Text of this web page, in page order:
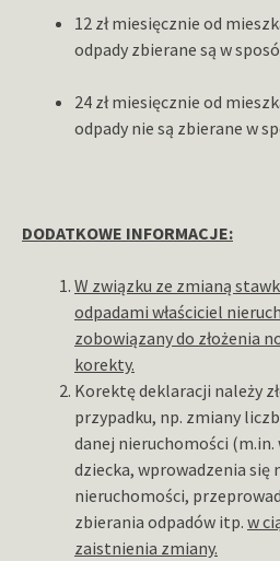
12 zł miesięcznie od
odpady zbierane są w
24 zł miesięcznie od
odpady nie są zbierane w
DODATKOWE INFORMACJE:
W związku ze zmianą
odpadami właściciel
zobowiązany do złożenia
korekty.
Korektę deklaracji należy
przypadku, np. zmiany
danej nieruchomości
dziecka, wprowadzenia się
nieruchomości,
zbierania odpadów itp. w
zaistnienia zmiany.